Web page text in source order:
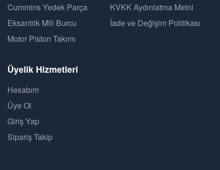
Cummins Yedek Parça
Eksantrik Mili Burcu
Motor Piston Takımı
KVKK Aydınlatma Metni
İade ve Değişim Politikası
Üyelik Hizmetleri
Hesabım
Üye Ol
Giriş Yap
Sipariş Takip